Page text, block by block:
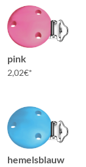
pink
2,02€
hemelsblauw